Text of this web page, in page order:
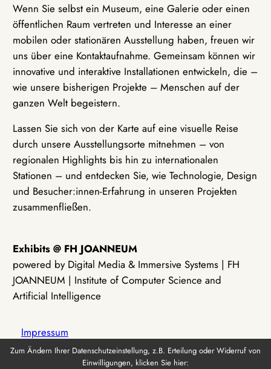
Wenn Sie selbst ein Museum, eine Galerie oder einen
öffentlichen Raum vertreten und Interesse an einer
mobilen oder stationären Ausstellung haben, freuen wir
uns über eine Kontaktaufnahme. Gemeinsam können wir
innovative und interaktive Installationen entwickeln, die –
wie unsere bisherigen Projekte – Menschen auf der
ganzen Welt begeistern.
Lassen Sie sich von der Karte auf eine visuelle Reise
durch unsere Ausstellungsorte mitnehmen – von
regionalen Highlights bis hin zu internationalen
Stationen – und entdecken Sie, wie Technologie, Design
und Besucher:innen-Erfahrung in unseren Projekten
zusammenfließen.
Exhibits @ FH JOANNEUM
powered by Digital Media & Immersive Systems | FH
JOANNEUM | Institute of Computer Science and
Artificial Intelligence
Impressum
Zum Ändern Ihrer Datenschutzeinstellung, z.B. Erteilung oder Widerruf von
Einwilligungen, klicken Sie hier: